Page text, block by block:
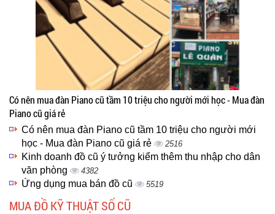
Có nên mua đàn Piano cũ tầm 10 triệu cho người mới học - Mua đàn
Piano cũ giá rẻ
Có nên mua đàn Piano cũ tầm 10 triệu cho người mới
học - Mua đàn Piano cũ giá rẻ
2516
Kinh doanh đồ cũ ý tưởng kiểm thêm thu nhập cho dân
văn phòng
4382
Ứng dụng mua bán đồ cũ 5519
MUA ĐỒ KỸ THUẬT SỐ CŨ